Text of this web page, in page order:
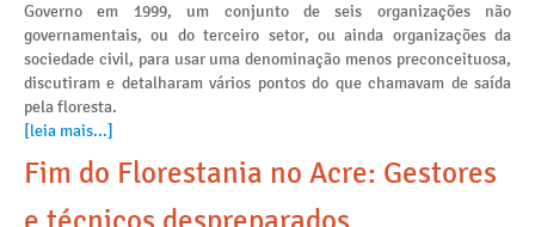
Governo em 1999, um conjunto de seis organizações não
governamentais, ou do terceiro setor, ou ainda organizações da
sociedade civil, para usar uma denominação menos preconceituosa,
discutiram e detalharam vários pontos do que chamavam de saída
pela floresta.
[leia mais...]
Fim do Florestania no Acre: Gestores